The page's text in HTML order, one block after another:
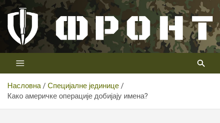
Скип
цонтент
Телевизија ФРОНТ
Први војни канал у Србији
Насловна
Специјалне јединице
Како америчке операције добијају имена?